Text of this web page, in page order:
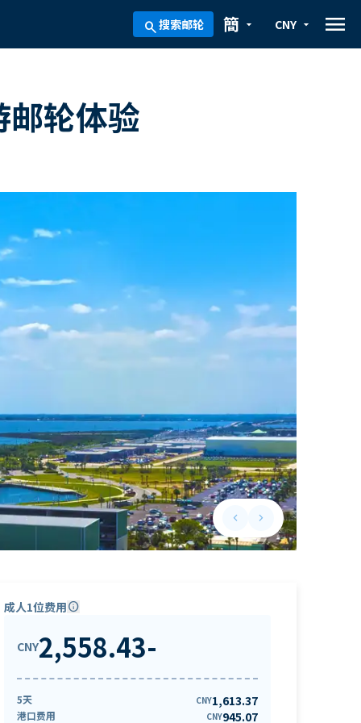
search搜索邮轮 arrow_drop_down
簡 arrow_drop_down
CNY menu
轮体验
keyboard_arrow_leftPrevious slide
keyboard_arrow_rightNext slide
成人1位费用info
CNY2,558.43-
5天 CNY1,613.37
港口费用 CNY945.07